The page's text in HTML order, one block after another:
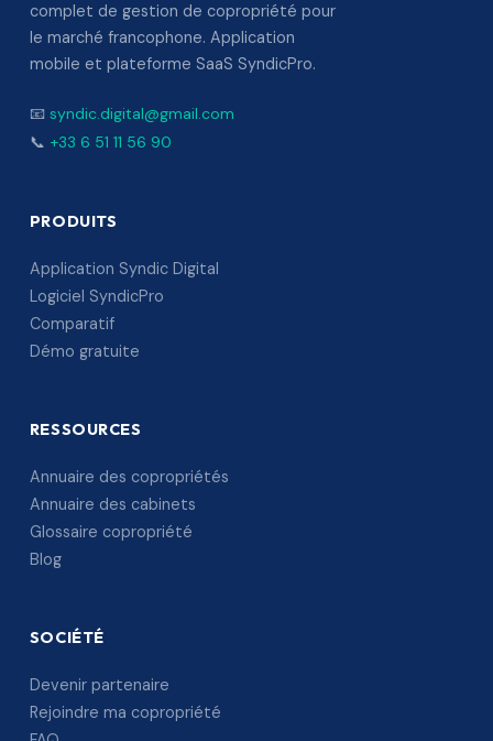
complet de gestion de copropriété pour
le marché francophone. Application
mobile et plateforme SaaS SyndicPro.
📧 syndic.digital@gmail.com
📞 +33 6 51 11 56 90
PRODUITS
Application Syndic Digital
Logiciel SyndicPro
Comparatif
Démo gratuite
RESSOURCES
Annuaire des copropriétés
Annuaire des cabinets
Glossaire copropriété
Blog
SOCIÉTÉ
Devenir partenaire
Rejoindre ma copropriété